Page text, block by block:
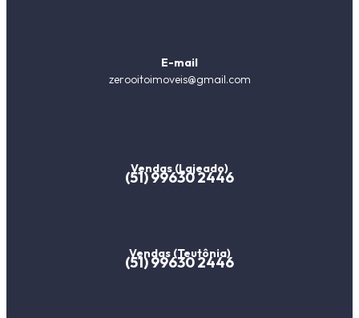
E-mail
zerooitoimoveis@gmail.com
Vendas (Lajeado)
(51) 99630 2446
Vendas (Teutônia)
(51) 99630 2446